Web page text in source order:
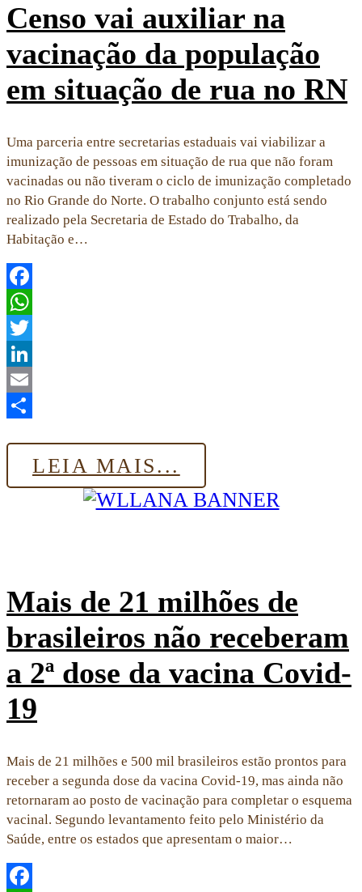
Censo vai auxiliar na
vacinação da população
em situação de rua no RN
Uma parceria entre secretarias estaduais vai viabilizar a
imunização de pessoas em situação de rua que não foram
vacinadas ou não tiveram o ciclo de imunização completado
no Rio Grande do Norte. O trabalho conjunto está sendo
realizado pela Secretaria de Estado do Trabalho, da
Habitação e…
Facebook
WhatsApp
Twitter
LinkedIn
Email
LEIA MAIS...
Mais de 21 milhões de
brasileiros não receberam
a 2ª dose da vacina Covid-
19
Mais de 21 milhões e 500 mil brasileiros estão prontos para
receber a segunda dose da vacina Covid-19, mas ainda não
retornaram ao posto de vacinação para completar o esquema
vacinal. Segundo levantamento feito pelo Ministério da
Saúde, entre os estados que apresentam o maior…